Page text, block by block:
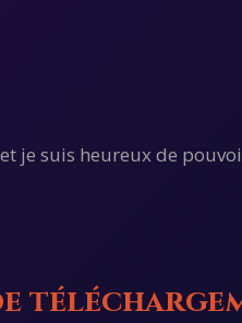
je suis heureux de